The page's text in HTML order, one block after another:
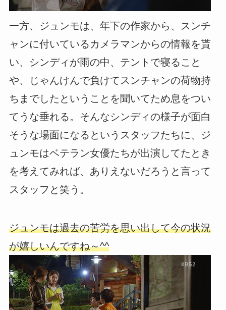
一方、ジュンモは、年下の作家から、スンチ
ャンに付いているカメラマンからの情報を貰
い、シンディが雨の中、テントで寝ること
や、じゃんけんで負けてスンチャンの荷物持
ちまでしたということを聞いてため息をつい
てうな垂れる。そんなシンディの様子が面白
そうな場面になるというスタッフたちに、ジ
ュンモはベテラン女優たちが出演してたとき
を考えてみれば、ありえないだろうと言って
スタッフと笑う。
ジュンモは過去の苦労を思い出して今の状況
が嬉しいんですね～^^